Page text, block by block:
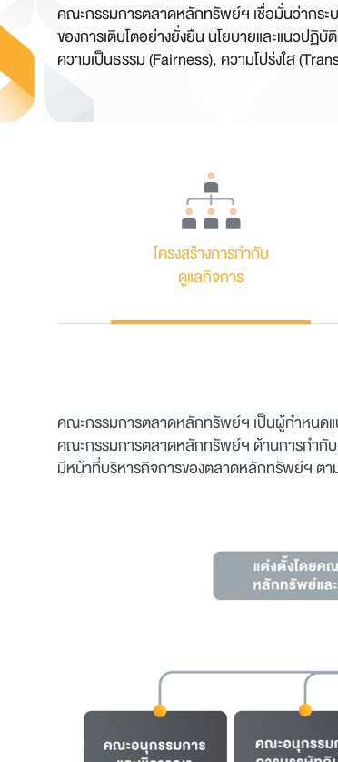
คณะกรรมการตลาดหลักทรัพย์ฯ เชื่อมั่นว่ากระ
ของการเติบโตอย่างยั่งยืน นโยบายและแนวป
ความเป็นธรรม (Fairness), ความโปร่งใส
โครงสร้างการกำกับ
ดูแลกิจการ
คณะกรรมการตลาดหลักทรัพย์ฯ เป็นผู้กำหนด
คณะกรรมการตลาดหลักทรัพย์ฯ ด้านการกำกั
มีหน้าที่บริหารกิจการของตลาดหลักทรัพย์ฯ ต